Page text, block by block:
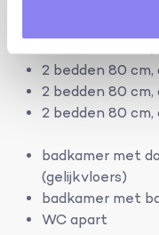
2 bedden 80
2 bedden 80
2 bedden 80 cm,
2 bedden 80 cm,
2 bedden 80 cm,
badkamer met
(gelijkvloers)
badkamer met
WC apart